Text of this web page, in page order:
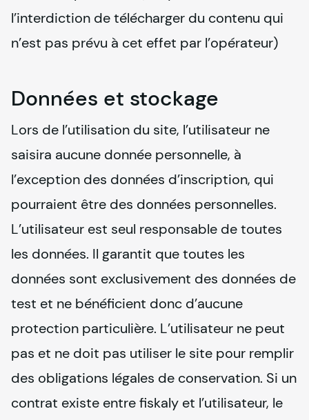
l’interdiction de télécharger du contenu qui
n’est pas prévu à cet effet par l’opérateur)
Données et stockage
Lors de l’utilisation du site, l’utilisateur ne
saisira aucune donnée personnelle, à
l’exception des données d’inscription, qui
pourraient être des données personnelles.
L’utilisateur est seul responsable de toutes
les données. Il garantit que toutes les
données sont exclusivement des données de
test et ne bénéficient donc d’aucune
protection particulière. L’utilisateur ne peut
pas et ne doit pas utiliser le site pour remplir
des obligations légales de conservation. Si un
contrat existe entre fiskaly et l’utilisateur, le